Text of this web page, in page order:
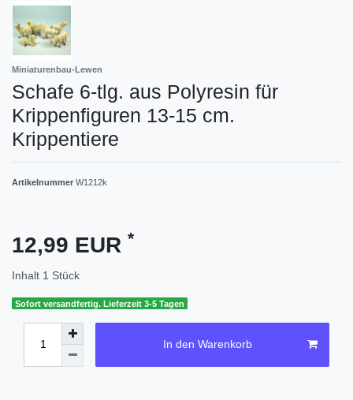
Miniaturenbau-Lewen
Schafe 6-tlg. aus Polyresin für
Krippenfiguren 13-15 cm.
Krippentiere
Artikelnummer W1212k
12,99 EUR *
Inhalt 1 Stück
Sofort versandfertig. Lieferzeit 3-5 Tagen
In den Warenkorb